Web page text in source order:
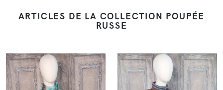
ARTICLES DE LA COLLECTION POUPÉE
RUSSE